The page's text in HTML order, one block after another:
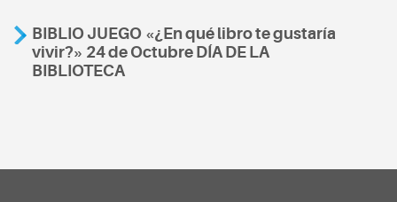
BIBLIO JUEGO «¿En qué libro te gustaría
vivir?» 24 de Octubre DÍA DE LA
BIBLIOTECA